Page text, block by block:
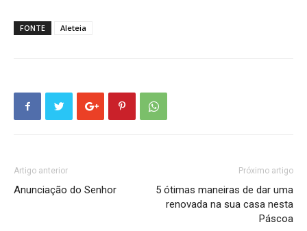
FONTE Aleteia
Artigo anterior
Anunciação do Senhor
Próximo artigo
5 ótimas maneiras de dar uma
renovada na sua casa nesta
Páscoa